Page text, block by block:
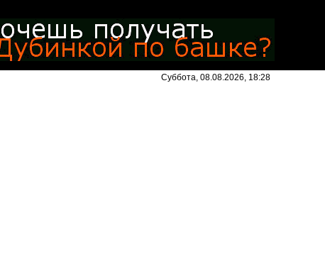
Суббота, 08.08.2026, 18:28